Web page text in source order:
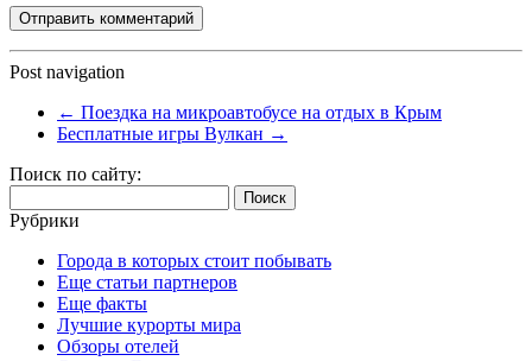
Post navigation
← Поездка на микроавтобусе на отдых в Крым
Бесплатные игры Вулкан →
Поиск по сайту:
Рубрики
Города в которых стоит побывать
Еще статьи партнеров
Еще факты
Лучшие курорты мира
Обзоры отелей